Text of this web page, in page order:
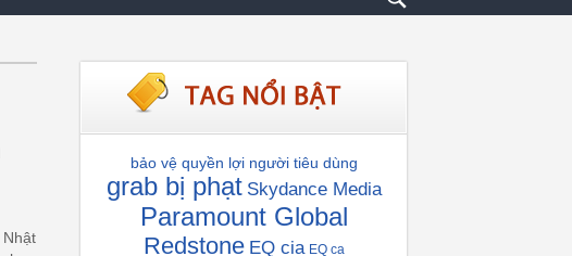
bảo vệ quyền lợi người tiêu dùng
grab bị phạt Skydance Media
Paramount Global
Redstone EQ cia EQ ca